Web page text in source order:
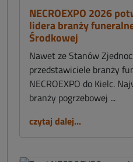
NECROEXPO 2026
lidera branży
Środkowej
Nawet ze Stanów
przedstawiciele branży
NECROEXPO do Kielc.
branży pogrzebowej ...
czytaj dalej...